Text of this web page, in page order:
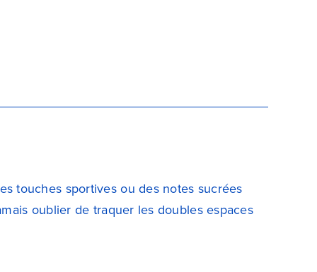
touches sportives ou des notes sucrées
oublier de traquer les doubles espaces